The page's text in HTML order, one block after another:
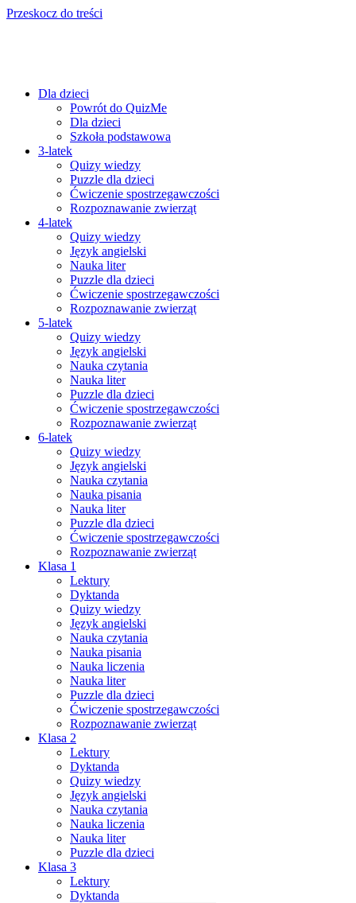
Przeskocz do treści
Dla dzieci
Powrót do QuizMe
Dla dzieci
Szkoła podstawowa
3-latek
Quizy wiedzy
Puzzle dla dzieci
Ćwiczenie spostrzegawczości
Rozpoznawanie zwierząt
4-latek
Quizy wiedzy
Język angielski
Nauka liter
Puzzle dla dzieci
Ćwiczenie spostrzegawczości
Rozpoznawanie zwierząt
5-latek
Quizy wiedzy
Język angielski
Nauka czytania
Nauka liter
Puzzle dla dzieci
Ćwiczenie spostrzegawczości
Rozpoznawanie zwierząt
6-latek
Quizy wiedzy
Język angielski
Nauka czytania
Nauka pisania
Nauka liter
Puzzle dla dzieci
Ćwiczenie spostrzegawczości
Rozpoznawanie zwierząt
Klasa 1
Lektury
Dyktanda
Quizy wiedzy
Język angielski
Nauka czytania
Nauka pisania
Nauka liczenia
Nauka liter
Puzzle dla dzieci
Ćwiczenie spostrzegawczości
Rozpoznawanie zwierząt
Klasa 2
Lektury
Dyktanda
Quizy wiedzy
Język angielski
Nauka czytania
Nauka liczenia
Nauka liter
Puzzle dla dzieci
Klasa 3
Lektury
Dyktanda